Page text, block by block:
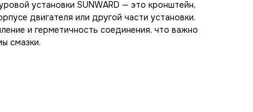
установки SUNWARD — это кронштейн,
двигателя или другой части установки.
и герметичность соединения, что важно
смазки.